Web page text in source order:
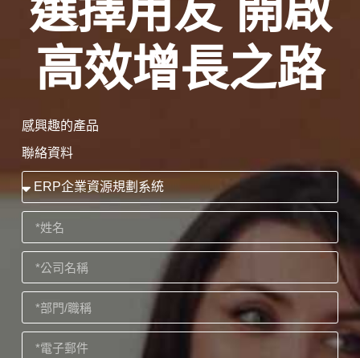
選擇用友 開啟
高效增長之路
感興趣的產品
聯絡資料